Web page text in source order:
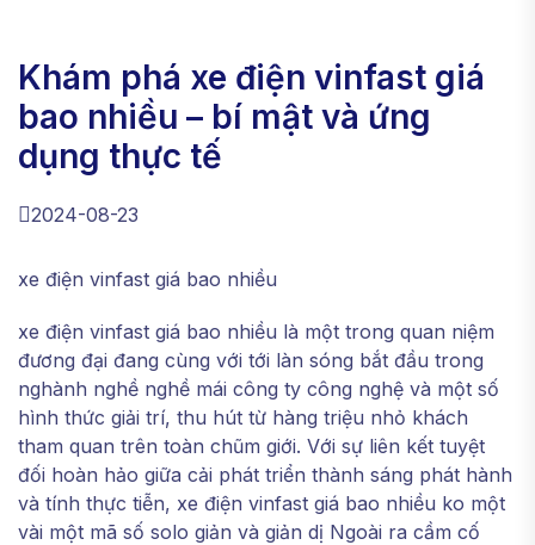
khám phá xe điện vinfast giá
bao nhiều – bí mật và ứng
dụng thực tế
2024-08-23
xe điện vinfast giá bao nhiều
xe điện vinfast giá bao nhiều là một trong quan niệm
đương đại đang cùng với tới làn sóng bắt đầu trong
nghành nghề nghề mái công ty công nghệ và một số
hình thức giải trí, thu hút từ hàng triệu nhỏ khách
tham quan trên toàn chũm giới. Với sự liên kết tuyệt
đối hoàn hảo giữa cải phát triển thành sáng phát hành
và tính thực tiễn, xe điện vinfast giá bao nhiều ko một
vài một mã số solo giản và giản dị Ngoài ra cầm cố